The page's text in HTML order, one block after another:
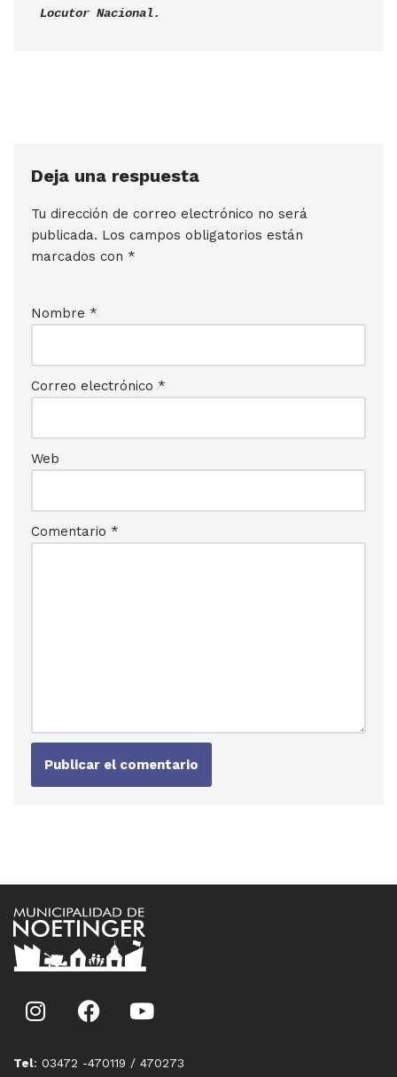
Locutor Nacional.
Deja una respuesta
Tu dirección de correo electrónico no será
publicada. Los campos obligatorios están
marcados con *
Nombre *
Correo electrónico *
Web
Comentario *
Tel: 03472 -470119 / 470273